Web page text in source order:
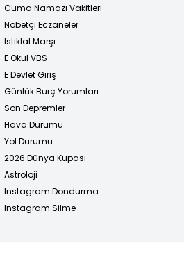
Cuma Namazı Vakitleri
Nöbetçi Eczaneler
İstiklal Marşı
E Okul VBS
E Devlet Giriş
Günlük Burç Yorumları
Son Depremler
Hava Durumu
Yol Durumu
2026 Dünya Kupası
Astroloji
Instagram Dondurma
Instagram Silme